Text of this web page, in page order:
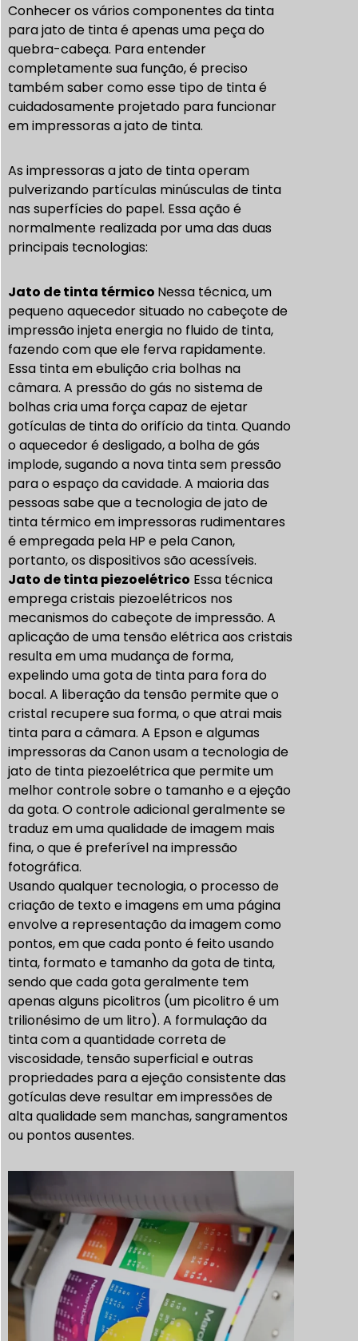
Conhecer os vários componentes da tinta
para jato de tinta é apenas uma peça do
quebra-cabeça. Para entender
completamente sua função, é preciso
também saber como esse tipo de tinta é
cuidadosamente projetado para funcionar
em impressoras a jato de tinta.
As impressoras a jato de tinta operam
pulverizando partículas minúsculas de tinta
nas superfícies do papel. Essa ação é
normalmente realizada por uma das duas
principais tecnologias:
Jato de tinta térmico Nessa técnica, um
pequeno aquecedor situado no cabeçote de
impressão injeta energia no fluido de tinta,
fazendo com que ele ferva rapidamente.
Essa tinta em ebulição cria bolhas na
câmara. A pressão do gás no sistema de
bolhas cria uma força capaz de ejetar
gotículas de tinta do orifício da tinta. Quando
o aquecedor é desligado, a bolha de gás
implode, sugando a nova tinta sem pressão
para o espaço da cavidade. A maioria das
pessoas sabe que a tecnologia de jato de
tinta térmico em impressoras rudimentares
é empregada pela HP e pela Canon,
portanto, os dispositivos são acessíveis.
Jato de tinta piezoelétrico Essa técnica
emprega cristais piezoelétricos nos
mecanismos do cabeçote de impressão. A
aplicação de uma tensão elétrica aos cristais
resulta em uma mudança de forma,
expelindo uma gota de tinta para fora do
bocal. A liberação da tensão permite que o
cristal recupere sua forma, o que atrai mais
tinta para a câmara. A Epson e algumas
impressoras da Canon usam a tecnologia de
jato de tinta piezoelétrica que permite um
melhor controle sobre o tamanho e a ejeção
da gota. O controle adicional geralmente se
traduz em uma qualidade de imagem mais
fina, o que é preferível na impressão
fotográfica.
Usando qualquer tecnologia, o processo de
criação de texto e imagens em uma página
envolve a representação da imagem como
pontos, em que cada ponto é feito usando
tinta, formato e tamanho da gota de tinta,
sendo que cada gota geralmente tem
apenas alguns picolitros (um picolitro é um
trilionésimo de um litro). A formulação da
tinta com a quantidade correta de
viscosidade, tensão superficial e outras
propriedades para a ejeção consistente das
gotículas deve resultar em impressões de
alta qualidade sem manchas, sangramentos
ou pontos ausentes.